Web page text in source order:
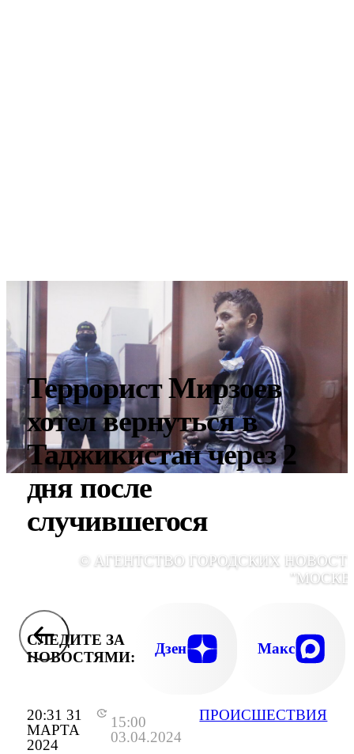
20:31 31
МАРТА
2024
15:00
03.04.2024
ПРОИСШЕСТВИЯ
Террорист Мирзоев
хотел вернуться в
Таджикистан через 2
дня после
случившегося
© АГЕНТСТВО ГОРОДСКИХ
СЛЕДИТЕ ЗА
НОВОСТЯМИ:
Дзен Макс